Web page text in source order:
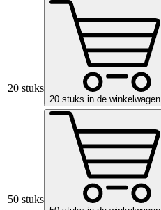
20 stuks
20 stuks in de winkelwagen
50 stuks